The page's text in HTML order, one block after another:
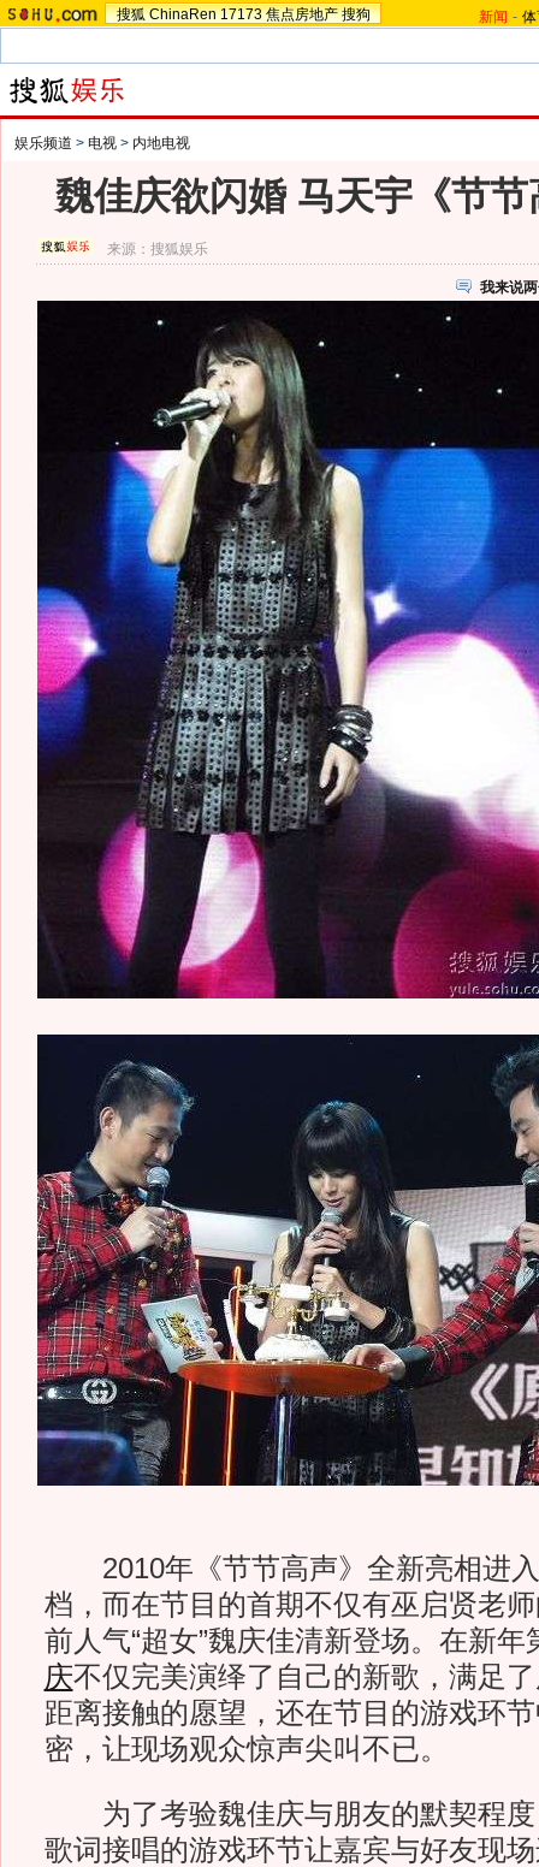
搜狐 ChinaRen 17173 焦点房地产 搜狗 新闻 -
娱乐频道 > 电视 > 内地电视
魏佳庆欲闪婚 马天宇《节
来源：搜狐娱乐
我来说
2010年《节节高声》全新亮相进入
档，而在节目的首期不仅有巫启贤老
前人气“超女”魏庆佳清新登场。在新年
庆不仅完美演绎了自己的新歌，满足
距离接触的愿望，还在节目的游戏环
密，让现场观众惊声尖叫不已。
为了考验魏佳庆与朋友的默契程度
歌词接唱的游戏环节让嘉宾与好友现